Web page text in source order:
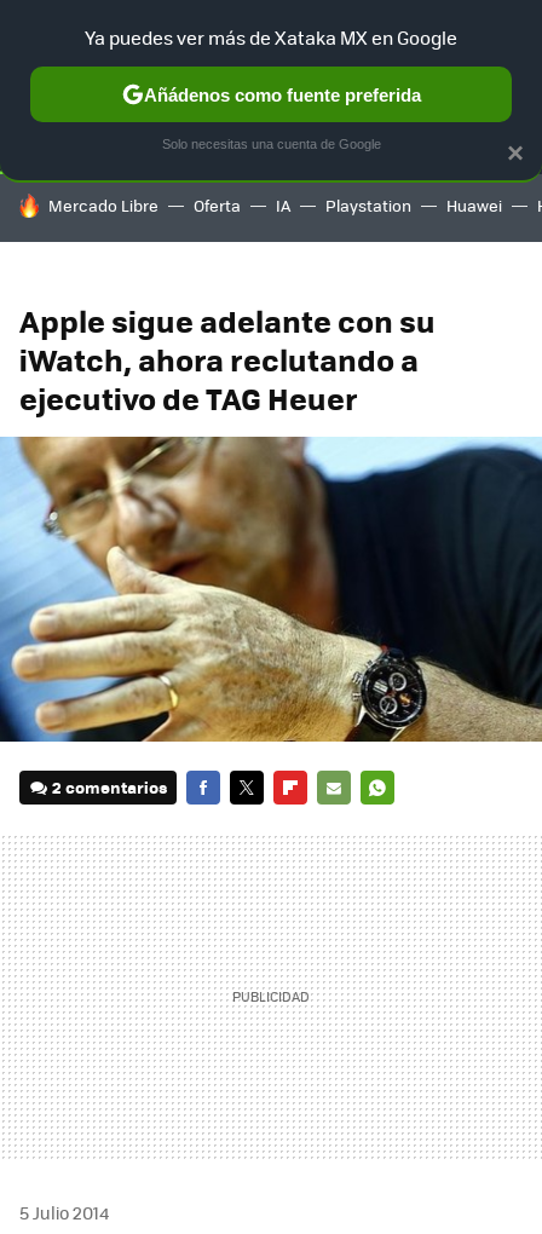
SELECCIÓN GAMING HOME AUTO TERRITORIO
HOY SE HABLA DE
Mercado Libre Oferta IA Playstation Huawei
Apple sigue adelante con su
iWatch, ahora reclutando a
ejecutivo de TAG Heuer
2 comentarios
MAIL
5 Julio 2014
×
Ya puedes ver más de Xataka MX en Google
Añádenos como fuente preferida
Solo necesitas una cuenta de Google